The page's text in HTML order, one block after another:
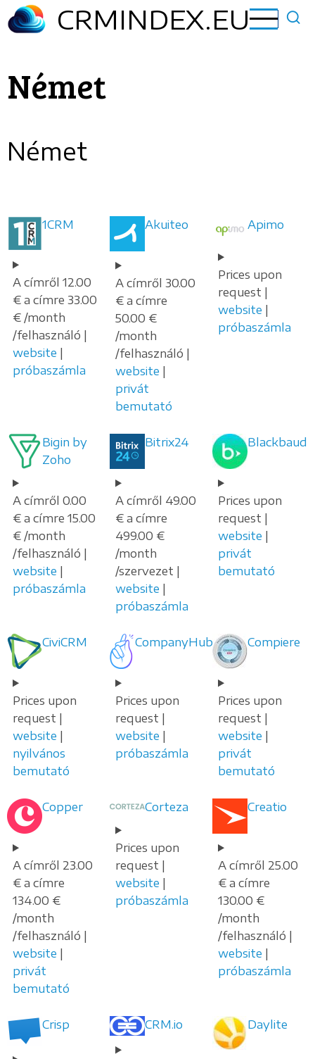
Ugrás
CRMINDEX.EU
Német
Német
1CRM
A címről 12.00
€ a címre 33.00
€ /month
/felhasználó |
website |
próbaszámla
Akuiteo
A címről 30.00
€ a címre
50.00 €
/month
/felhasználó |
website |
privát
bemutató
Apimo
Prices upon
request |
website |
próbaszámla
Bigin by
Zoho
A címről 0.00
€ a címre 15.00
€ /month
/felhasználó |
website |
próbaszámla
Bitrix24
A címről 49.00
€ a címre
499.00 €
/month
/szervezet |
website |
próbaszámla
Blackbaud
Prices upon
request |
website |
privát
bemutató
CiviCRM
Prices upon
request |
website |
nyilvános
bemutató
CompanyHub
Prices upon
request |
website |
próbaszámla
Compiere
Prices upon
request |
website |
privát
bemutató
Copper
A címről 23.00
€ a címre
134.00 €
/month
/felhasználó |
website |
privát
bemutató
Corteza
Prices upon
request |
website |
próbaszámla
Creatio
A címről 25.00
€ a címre
130.00 €
/month
/felhasználó |
website |
próbaszámla
Crisp CRM.io Daylite